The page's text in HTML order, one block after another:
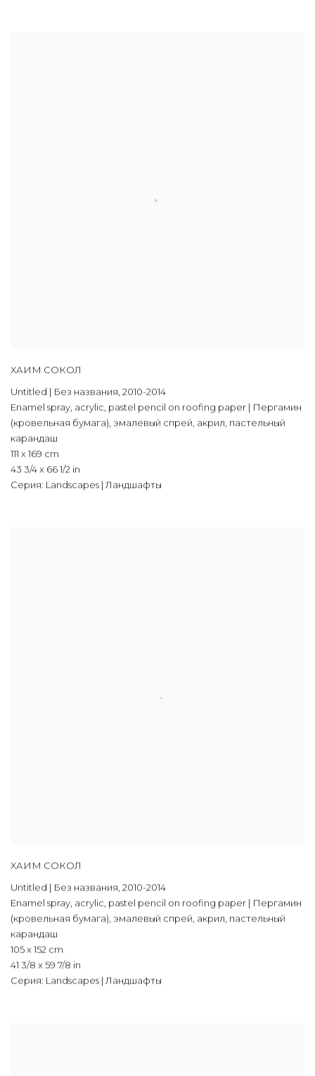
ХАИМ СОКОЛ
Untitled | Без названия, 2010-2014
Enamel spray, acrylic, pastel pencil on roofing paper | Пергамин
(кровельная бумага), эмалевый спрей, акрил, пастельный
карандаш
111 x 169 cm
43 3/4 x 66 1/2 in
Серия: Landscapes | Ландшафты
ХАИМ СОКОЛ
Untitled | Без названия, 2010-2014
Enamel spray, acrylic, pastel pencil on roofing paper | Пергамин
(кровельная бумага), эмалевый спрей, акрил, пастельный
карандаш
105 x 152 cm
41 3/8 x 59 7/8 in
Серия: Landscapes | Ландшафты